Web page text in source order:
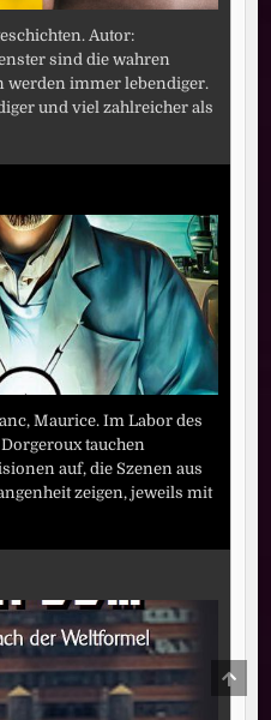
Autor:
sind die wahren
werden immer lebendiger.
und viel zahlreicher als
Maurice. Im Labor des
tauchen
auf, die Szenen aus
zeigen, jeweils mit
TO